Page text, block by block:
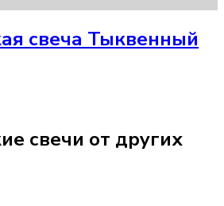
свеча Тыквенный
свечи от других